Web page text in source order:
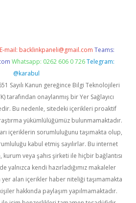
E-mail: backlinkpaneli@gmail.com Teams:
Whatsapp: 0262 606 0 726 Telegram:
@karabul
Sayılı Kanun gereğince Bilgi Teknolojileri
tarafından onaylanmış bir Yer Sağlayıcı
Bu nedenle, sitedeki içerikleri proaktif
yükümlülüğümüz bulunmamaktadır.
içeriklerin sorumluluğunu taşımakta olup,
kabul etmiş sayılırlar. Bu internet
veya şahıs şirketi ile hiçbir bağlantısı
yalnızca kendi hazırladığımız makaleler
yer alan içerikler haber niteliği taşımamakta
hakkında paylaşım yapılmamaktadır.